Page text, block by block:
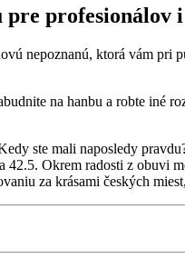
pre profesionálov
nepoznanú, ktorá vám pri
na hanbu a robte iné
ste mali naposledy
42.5. Okrem radosti z obuvi
za krásami českých